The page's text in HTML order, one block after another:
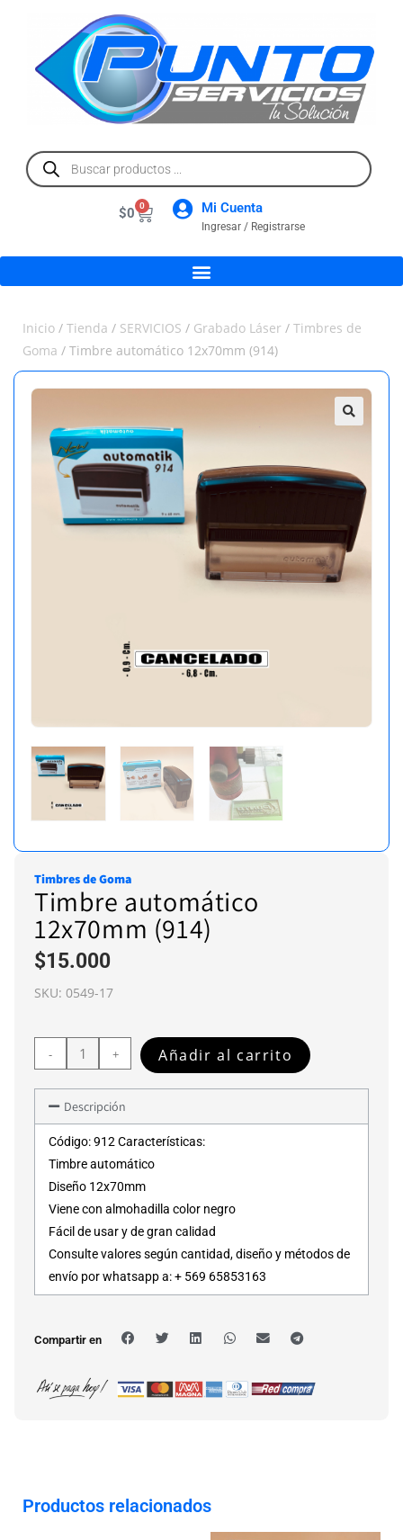
$0 0 Mi Cuenta
Ingresar / Registrarse
Inicio / Tienda / SERVICIOS / Grabado Láser / Timbres de
Goma / Timbre automático 12x70mm (914)
Timbres de Goma
Timbre automático
12x70mm (914)
$15.000
SKU: 0549-17
- + Añadir al carrito
Descripción
Código: 912 Características:
Timbre automático
Diseño 12x70mm
Viene con almohadilla color negro
Fácil de usar y de gran calidad
Consulte valores según cantidad, diseño y métodos de
envío por whatsapp a: + 569 65853163
Compartir en
Productos relacionados